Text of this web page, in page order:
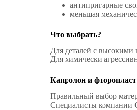
антипригарные
меньшая
Что выбрать?
Для деталей с высокими
Для химически
Капролон и
Правильный выбор
Специалисты компании